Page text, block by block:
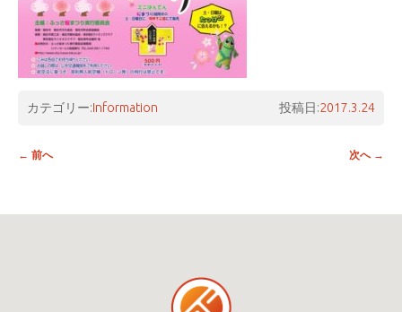
カテゴリー:Information 投稿日:2017.3.24
投稿ナビゲーション
← 前へ 次へ →